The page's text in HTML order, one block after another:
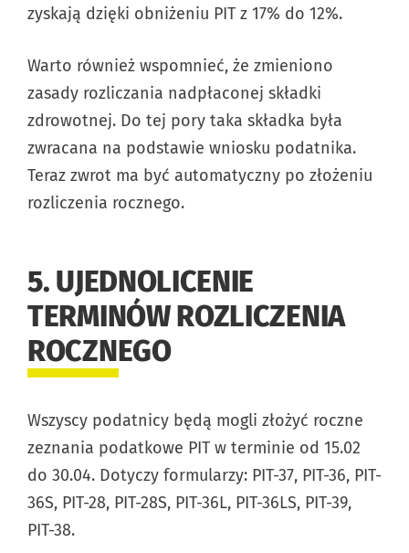
zyskają dzięki obniżeniu PIT z 17% do 12%.
Warto również wspomnieć, że zmieniono
zasady rozliczania nadpłaconej składki
zdrowotnej. Do tej pory taka składka była
zwracana na podstawie wniosku podatnika.
Teraz zwrot ma być automatyczny po złożeniu
rozliczenia rocznego.
5. UJEDNOLICENIE
TERMINÓW ROZLICZENIA
ROCZNEGO
Wszyscy podatnicy będą mogli złożyć roczne
zeznania podatkowe PIT w terminie od 15.02
do 30.04. Dotyczy formularzy: PIT-37, PIT-36, PIT-
36S, PIT-28, PIT-28S, PIT-36L, PIT-36LS, PIT-39,
PIT-38.